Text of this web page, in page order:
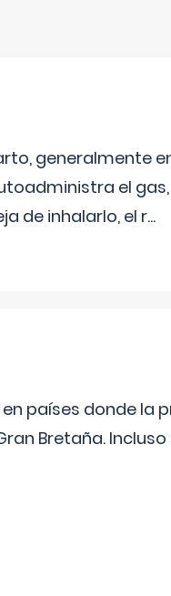
generalmente
el gas,
de inhalarlo, el r...
países donde la
Bretaña. Incluso